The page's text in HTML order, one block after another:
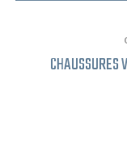
CHAUSSURES